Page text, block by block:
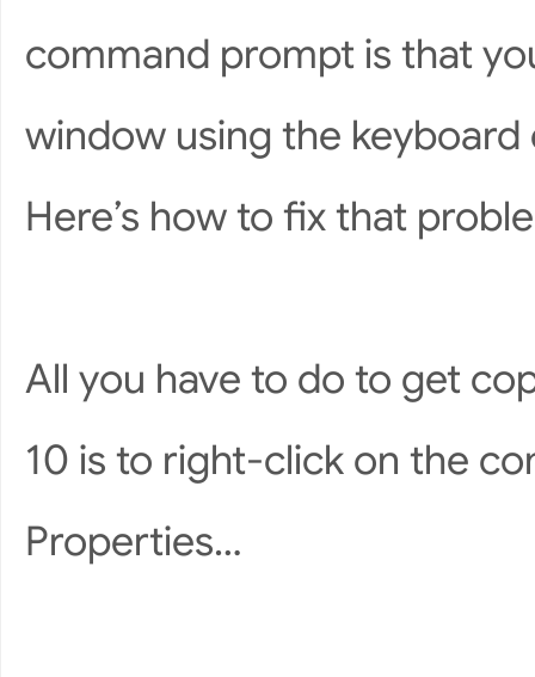
command prompt is that
window using the
Here’s how to fix that
All you have to do to get
10 is to right-click on the
Properties…